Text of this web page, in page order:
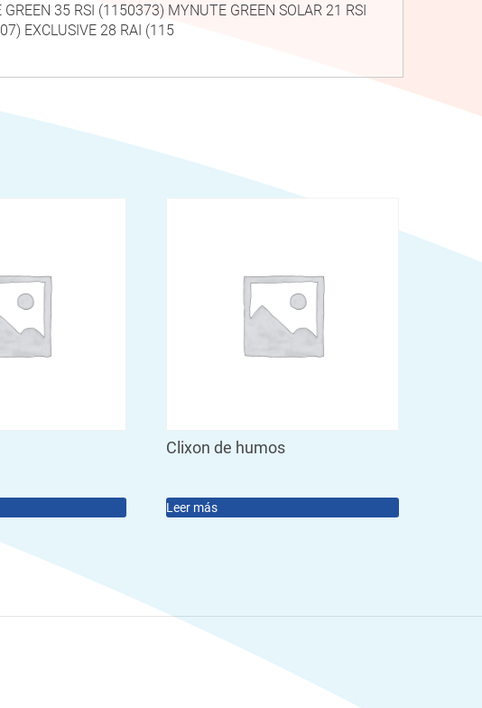
35 RSI (1150373) MYNUTE GREEN SOLAR 21 RSI
EXCLUSIVE 28 RAI (115
Clixon de humos
Leer más